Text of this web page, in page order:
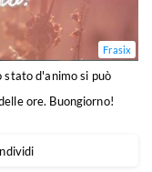
Frasix
stato d'animo si può
ore. Buongiorno!